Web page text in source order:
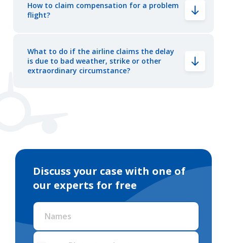
How to claim compensation for a problem
flight?
What to do if the airline claims the delay
is due to bad weather, strike or other
extraordinary circumstance?
Discuss your case with one of
our experts for free
Names
Phone number